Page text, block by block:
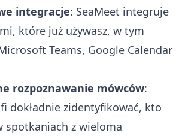
integracje: SeaMeet integruje
które już używasz, w tym
Teams, Google Calendar
rozpoznawanie mówców:
dokładnie zidentyfikować, kto
spotkaniach z wieloma